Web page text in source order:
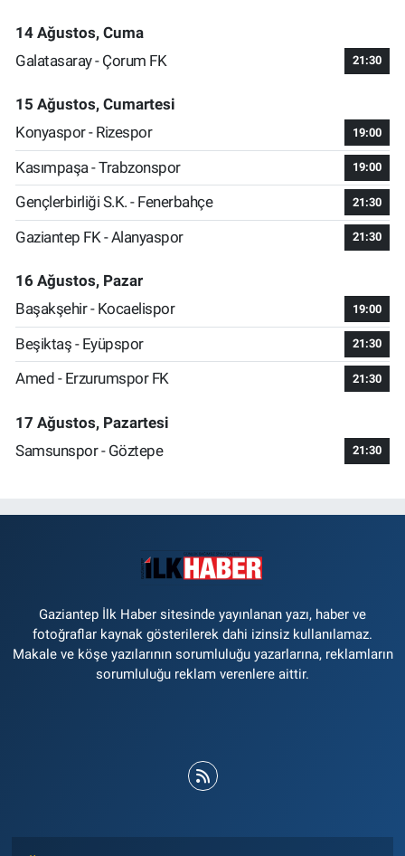
14 Ağustos, Cuma
Galatasaray - Çorum FK
21:30
15 Ağustos, Cumartesi
Konyaspor - Rizespor
19:00
Kasımpaşa - Trabzonspor 19:00
Gençlerbirliği S.K. - Fenerbahçe 21:30
Gaziantep FK - Alanyaspor 21:30
16 Ağustos, Pazar
Başakşehir - Kocaelispor
19:00
Beşiktaş - Eyüpspor 21:30
Amed - Erzurumspor FK 21:30
17 Ağustos, Pazartesi
Samsunspor - Göztepe
21:30
Gaziantep İlk Haber sitesinde yayınlanan yazı, haber ve
fotoğraflar kaynak gösterilerek dahi izinsiz kullanılamaz.
Makale ve köşe yazılarının sorumluluğu yazarlarına, reklamların
sorumluluğu reklam verenlere aittir.